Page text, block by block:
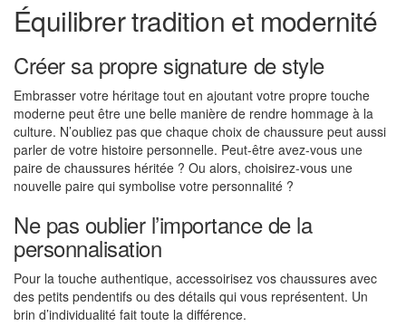
Équilibrer tradition et modernité
Créer sa propre signature de style
Embrasser votre héritage tout en ajoutant votre propre touche
moderne peut être une belle manière de rendre hommage à la
culture. N’oubliez pas que chaque choix de chaussure peut aussi
parler de votre histoire personnelle. Peut-être avez-vous une
paire de chaussures héritée ? Ou alors, choisirez-vous une
nouvelle paire qui symbolise votre personnalité ?
Ne pas oublier l’importance de la
personnalisation
Pour la touche authentique, accessoirisez vos chaussures avec
des petits pendentifs ou des détails qui vous représentent. Un
brin d’individualité fait toute la différence.